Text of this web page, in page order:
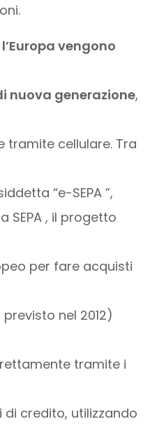
vengono
nuova generazione,
tramite cellulare. Tra
“e-SEPA ”,
SEPA , il progetto
per fare acquisti
nel 2012)
tramite i
credito, utilizzando